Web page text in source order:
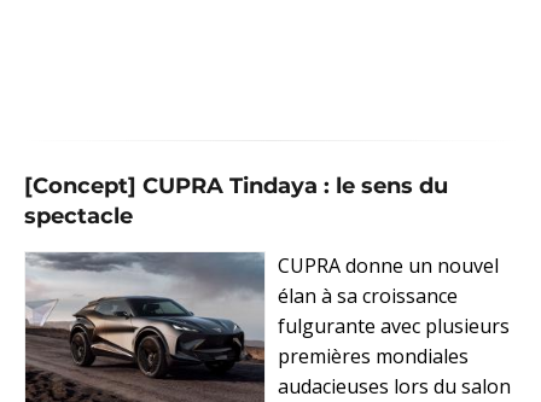
[Concept] CUPRA Tindaya : le sens du
spectacle
CUPRA donne un nouvel
élan à sa croissance
fulgurante avec plusieurs
premières mondiales
audacieuses lors du salon